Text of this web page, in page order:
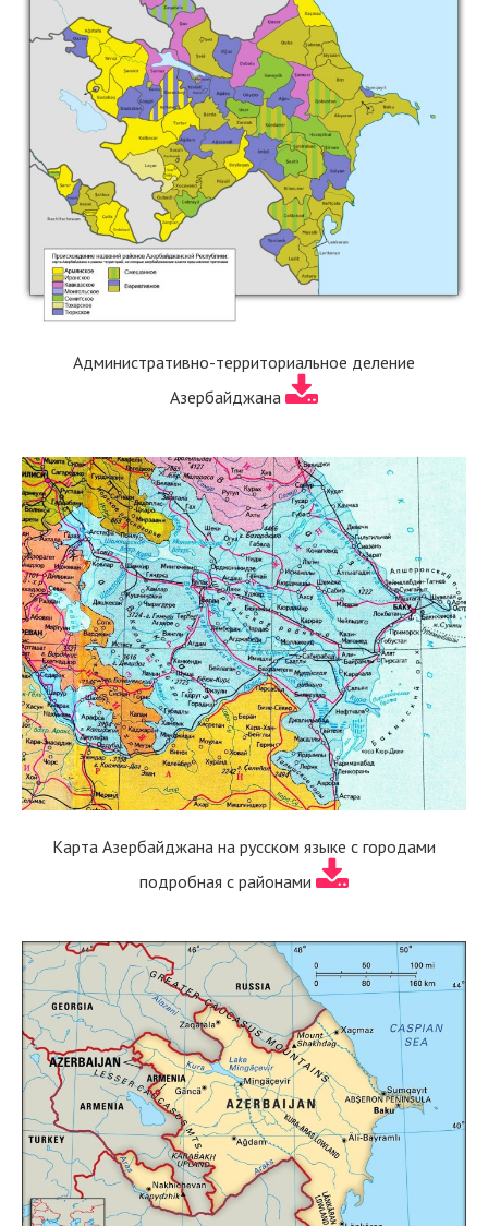
Административно-территориальное деление
Азербайджана
Карта Азербайджана на русском языке с городами
подробная с районами